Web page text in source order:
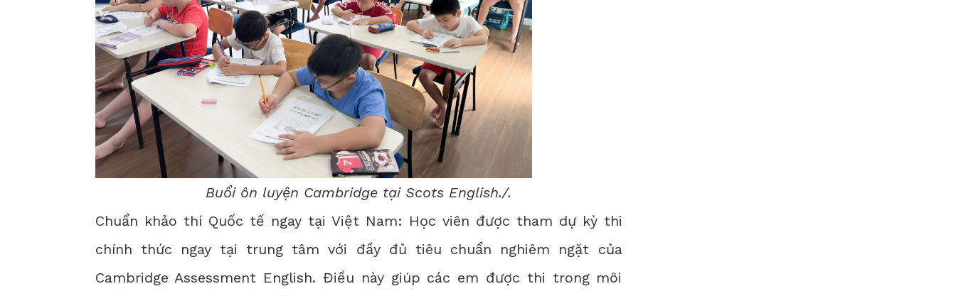
Buổi ôn luyện Cambridge tại Scots English./.
Chuẩn khảo thí Quốc tế ngay tại Việt Nam: Học viên được tham dự kỳ thi
chính thức ngay tại trung tâm với đầy đủ tiêu chuẩn nghiêm ngặt của
Cambridge Assessment English. Điều này giúp các em được thi trong môi